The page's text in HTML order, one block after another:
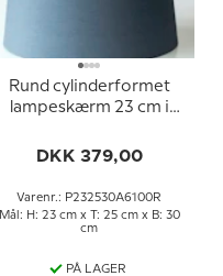
Rund cylinderformet
lampeskærm 23 cm i
DKK 379,00
Varenr.: P232530A6100R
Mål: H: 23 cm x T: 25 cm x B: 30
cm
PÅ LAGER